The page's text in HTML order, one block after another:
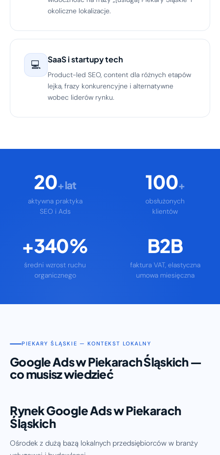
okoliczne lokalizacje.
💻 SaaS i startupy tech
Product-led SEO, content dla różnych etapów
lejka, frazy konkurencyjne i alternatywne
wobec liderów rynku.
20+ lat
aktywna praktyka
SEO i Ads
100+
obsłużonych
klientów
+340%
średni wzrost ruchu
organicznego
B2B
faktura VAT, elastyczna
umowa miesięczna
PIEKARY ŚLĄSKIE — KONTEKST LOKALNY
Google Ads w Piekarach Śląskich —
co musisz wiedzieć
Rynek Google Ads w Piekarach
Śląskich
Ośrodek z dużą bazą lokalnych przedsiębiorców w branży